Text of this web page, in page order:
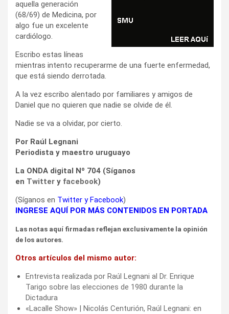
aquella generación
(68/69) de Medicina, por
algo fue un excelente
cardiólogo.
Escribo estas líneas
mientras intento recuperarme de una fuerte enfermedad,
que está siendo derrotada.
A la vez escribo alentado por familiares y amigos de
Daniel que no quieren que nadie se olvide de él.
Nadie se va a olvidar, por cierto.
Por Raúl Legnani
Periodista y maestro uruguayo
La ONDA digital Nº 704 (Síganos
en Twitter y facebook)
(Síganos en Twitter yFacebook)
INGRESE AQUÍ POR MÁS CONTENIDOS EN PORTADA
Las notas aquí firmadas reflejan exclusivamente la opinión
de los autores.
Otros artículos del mismo autor:
Entrevista realizada por Raúl Legnani al Dr. Enrique
Tarigo sobre las elecciones de 1980 durante la
Dictadura
«Lacalle Show» | Nicolás Centurión, Raúl Legnani: en